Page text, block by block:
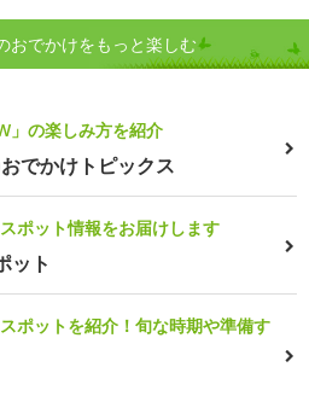
おでかけをもっと楽しむ
」の楽しみ方を紹介
でかけトピックス
ポット情報をお届けします
ット
ポットを紹介！旬な時期や準備す